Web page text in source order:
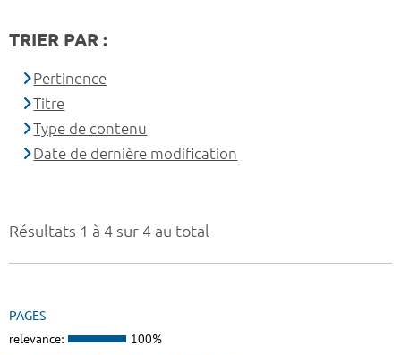
Résultats 1 à 4 sur 4 au total
PAGES
relevance: 100%
TRIER PAR :
Pertinence
Titre
Type de contenu
Date de dernière modification